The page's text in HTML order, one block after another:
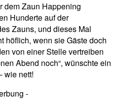
dem Zaun Happening
Hunderte auf der
Zauns, und dieses Mal
höflich, wenn sie Gäste doch
von einer Stelle vertreiben
Abend noch“, wünschte ein
wie nett!
-